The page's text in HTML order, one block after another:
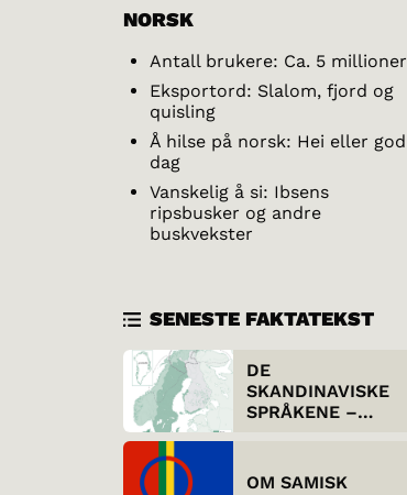
NORSK
Antall brukere: Ca. 5 millioner
Eksportord: Slalom, fjord og
quisling
Å hilse på norsk: Hei eller god
dag
Vanskelig å si: Ibsens
ripsbusker og andre
buskvekster
SENESTE FAKTATEKST
DE
SKANDINAVISKE
SPRÅKENE –
OM SAMISK